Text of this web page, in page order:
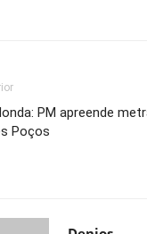
PM apreende
Poços